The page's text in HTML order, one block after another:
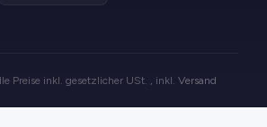
Preise inkl. gesetzlicher USt. , inkl. Versand